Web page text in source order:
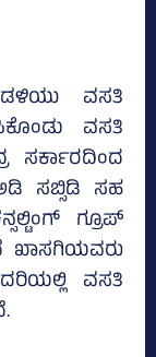
ವಸತಿ
ವಸತಿ
ಸರ್ಕಾರದಿಂದ
ಸಬ್ಸಿಡಿ ಸಹ
ಗ್ರೂಪ್
ಖಾಸಗಿಯವರು
ವಸತಿ